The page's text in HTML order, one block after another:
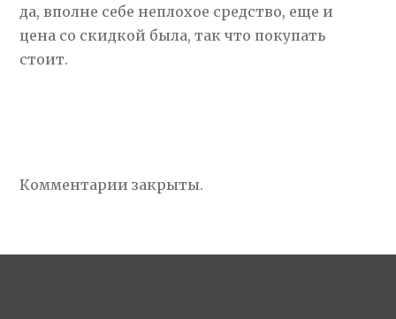
да, вполне себе неплохое средство, еще и
цена со скидкой была, так что покупать
стоит.
Комментарии закрыты.